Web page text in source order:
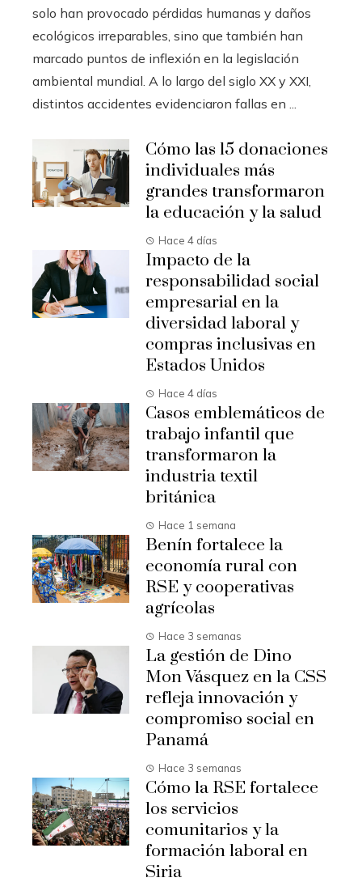
solo han provocado pérdidas humanas y daños
ecológicos irreparables, sino que también han
marcado puntos de inflexión en la legislación
ambiental mundial. A lo largo del siglo XX y XXI,
distintos accidentes evidenciaron fallas en ...
Cómo las 15 donaciones
individuales más
grandes transformaron
la educación y la salud
Hace 4 días
Impacto de la
responsabilidad social
empresarial en la
diversidad laboral y
compras inclusivas en
Estados Unidos
Hace 4 días
Casos emblemáticos de
trabajo infantil que
transformaron la
industria textil
británica
Hace 1 semana
Benín fortalece la
economía rural con
RSE y cooperativas
agrícolas
Hace 3 semanas
La gestión de Dino
Mon Vásquez en la CSS
refleja innovación y
compromiso social en
Panamá
Hace 3 semanas
Cómo la RSE fortalece
los servicios
comunitarios y la
formación laboral en
Siria